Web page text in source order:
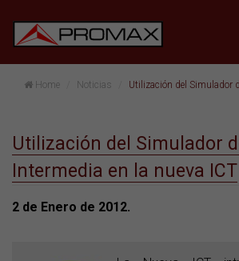
Home Noticias Utilización del Simulador de
Utilización del Simulador
Intermedia en la nueva ICT
2 de Enero de 2012.